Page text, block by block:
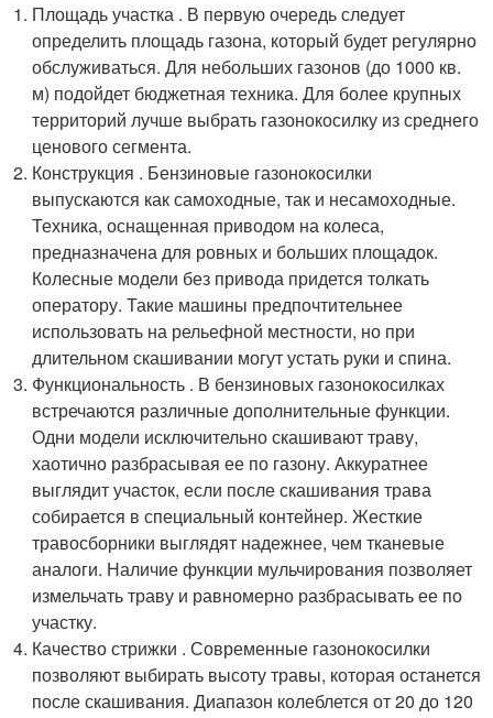
Площадь участка . В первую очередь следует
определить площадь газона, который будет регулярно
обслуживаться. Для небольших газонов (до 1000 кв.
м) подойдет бюджетная техника. Для более крупных
территорий лучше выбрать газонокосилку из среднего
ценового сегмента.
Конструкция . Бензиновые газонокосилки
выпускаются как самоходные, так и несамоходные.
Техника, оснащенная приводом на колеса,
предназначена для ровных и больших площадок.
Колесные модели без привода придется толкать
оператору. Такие машины предпочтительнее
использовать на рельефной местности, но при
длительном скашивании могут устать руки и спина.
Функциональность . В бензиновых газонокосилках
встречаются различные дополнительные функции.
Одни модели исключительно скашивают траву,
хаотично разбрасывая ее по газону. Аккуратнее
выглядит участок, если после скашивания трава
собирается в специальный контейнер. Жесткие
травосборники выглядят надежнее, чем тканевые
аналоги. Наличие функции мульчирования позволяет
измельчать траву и равномерно разбрасывать ее по
участку.
Качество стрижки . Современные газонокосилки
позволяют выбирать высоту травы, которая останется
после скашивания. Диапазон колеблется от 20 до 120